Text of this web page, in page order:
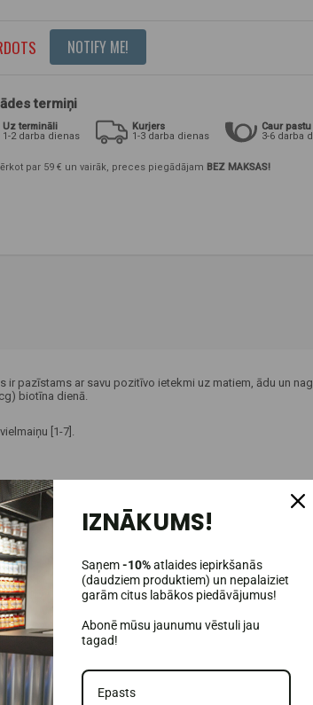
NOTIFY ME!
termiņi
Uz termināli
1-2 darba dienas
Kurjers
1-3 darba dienas
Caur pastu
3-6 darba
par 59 € un vairāk, preces piegādājam BEZ MAKSAS!
pazīstams ar savu pozitīvo ietekmi uz matiem, ādu un
biotīna dienā.
[1-7].
IZNĀKUMS!
Saņem-10%atlaides iepirkšanās
(daudziem produktiem) un nepalaiziet
garām citus labākos piedāvājumus!
Abonē mūsu jaunumu vēstuli jau
tagad!